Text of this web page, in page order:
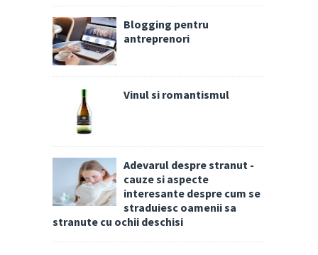
Blogging pentru
antreprenori
Vinul si romantismul
Adevarul despre stranut -
cauze si aspecte
interesante despre cum se
straduiesc oamenii sa
stranute cu ochii deschisi